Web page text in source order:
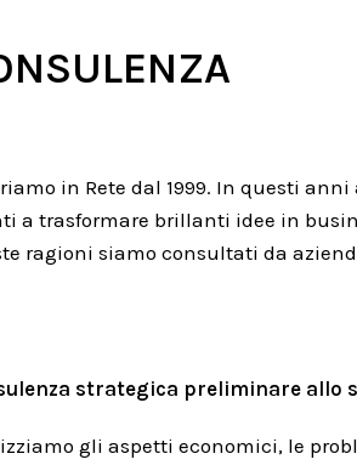
in Rete dal 1999. In questi
a trasformare brillanti idee in
ragioni siamo consultati da
strategica preliminare allo
gli aspetti economici, le